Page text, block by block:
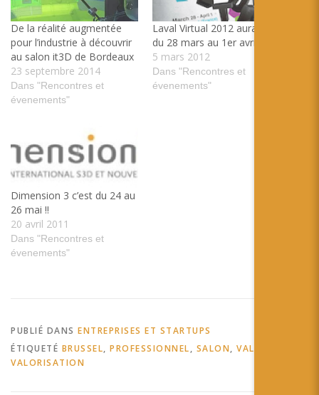
De la réalité augmentée
pour l’industrie à découvrir
au salon it3D de Bordeaux
23 septembre 2014
Dans "Rencontres et
évenements"
Laval Virtual 2012 aura lieu
du 28 mars au 1er avril
5 mars 2012
Dans "Rencontres et
évenements"
Dimension 3 c’est du 24 au
26 mai !!
20 avril 2011
Dans "Rencontres et
évenements"
PUBLIÉ DANS ENTREPRISES ET STARTUPS
ÉTIQUETÉ BRUSSEL, PROFESSIONNEL, SALON, VALEUR
VALORISATION